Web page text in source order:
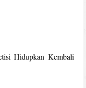
Hidupkan Kembali